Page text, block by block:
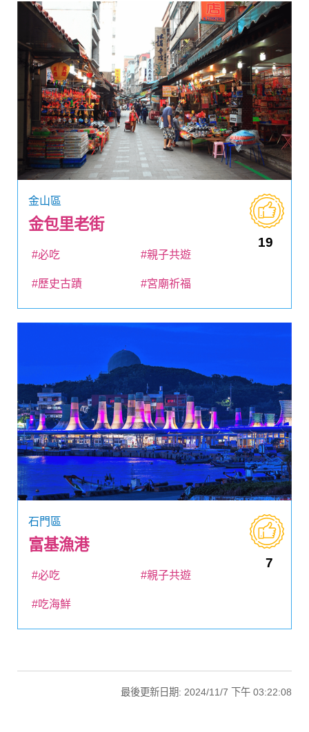
金山區
金包里老街
19
#必吃 #親子共遊
#歷史古蹟 #宮廟祈福
石門區
富基漁港
7
#必吃 #親子共遊
#吃海鮮
最後更新日期: 2024/11/7 下午 03:22:08